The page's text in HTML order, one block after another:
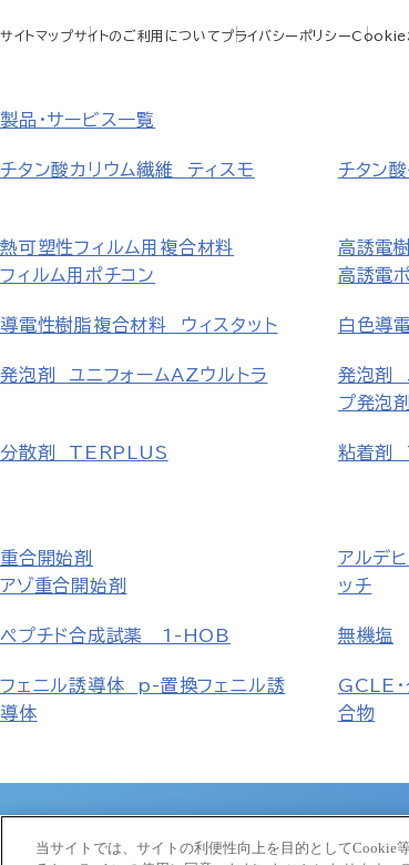
サイトマップサイトのご利用についてプライバシーポリシーCookie
製品・サービス一覧
チタン酸カリウム繊維 ティスモ チタン
熱可塑性フィルム用複合材料
フィルム用ポチコン
高誘電
高誘電
導電性樹脂複合材料 ウィスタット 白色導
発泡剤 ユニフォームAZウルトラ
発泡剤
プ発泡剤
分散剤 TERPLUS 粘着剤
重合開始剤
アゾ重合開始剤
アルデ
ッチ
ペプチド合成試薬 1-HOB 無機塩
フェニル誘導体 p-置換フェニル誘
導体
GCLE
合物
当サイトでは、サイトの利便性向上を目的としてCookie